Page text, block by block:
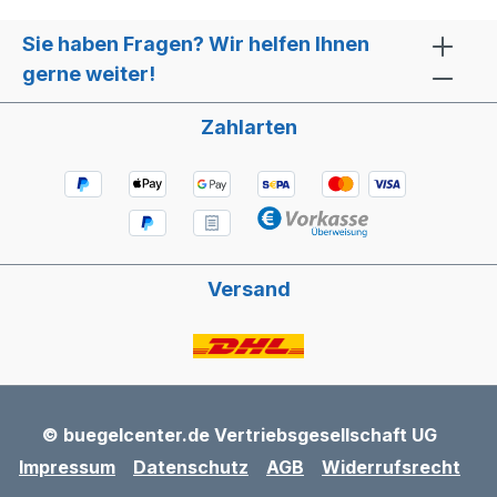
G1/8 Zoll Innengewinde, oben G1/8 Zoll
Außengewinde Inox P-Rohr TM2Passend
für: BES820-BES840-BES860-BES870-
SES875 SOLIS Barista Pro 113-114-115
Sie haben Fragen? Wir helfen Ihnen
gerne weiter!
Zahlarten
Versand
© buegelcenter.de Vertriebsgesellschaft UG
Impressum
Datenschutz AGB
Widerrufsrecht